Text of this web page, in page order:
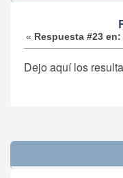
« Respuesta #23 en:
Dejo aquí los